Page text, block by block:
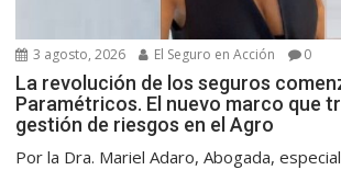
3 agosto, 2026 El Seguro en Acción 0
La revolución de los seguros
Paramétricos. El nuevo marco que
gestión de riesgos en el Agro
Por la Dra. Mariel Adaro, Abogada,